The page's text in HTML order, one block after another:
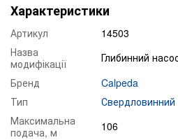
Характеристики
Артикул
14503
Назва
модифікації
Глибинний
Бренд
Calpeda
Тип
Свердловинний
Максимальна
подача, м
106